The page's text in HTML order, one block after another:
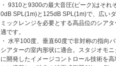
・ 9310と9300の最大音圧(ピーク)はそれ
0dB SPL(1m)と125dB SPL(1m)で、広い
ミックレンジを必要とする高品位のシア
適です。
・ 水平100度、垂直60度で非対称の指向
シアターの室内形状に適合。スタジオモニ
に開発したイメージコントロール技術を高